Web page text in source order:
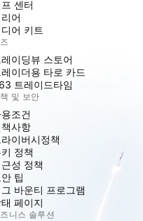
센터
어
어 키트
레이딩뷰 스토어
레이더용 타로 카드
트레이드타임
및 보안
조건
책사항
라이버시정책
정책
성 정책
안 팁
바운티 프로그램
페이지
니스 솔루션